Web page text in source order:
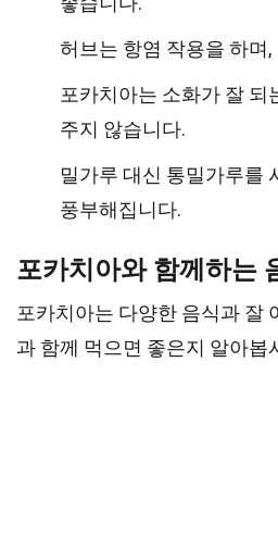
허브는 항염 작용을 하며
포카치아는 소화가 잘 되
주지 않습니다.
밀가루 대신 통밀가루를
풍부해집니다.
포카치아와 함께하는
포카치아는 다양한 음식과 잘
과 함께 먹으면 좋은지 알아봅